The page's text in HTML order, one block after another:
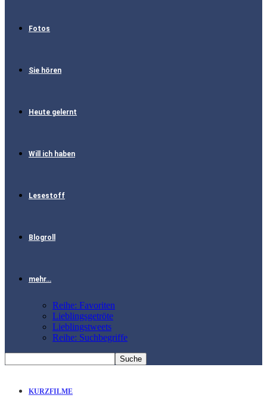
Fotos
Sie hören
Heute gelernt
Will ich haben
Lesestoff
Blogroll
mehr…
Reihe: Favoriten
Lieblingsgetröte
Lieblingstweets
Reihe: Suchbegriffe
KURZFILME